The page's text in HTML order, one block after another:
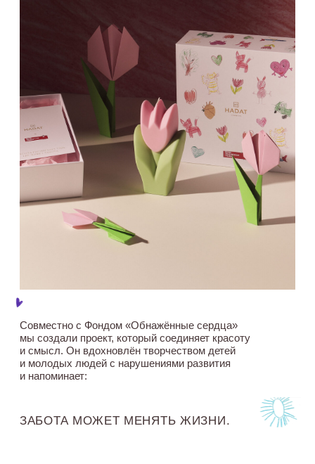
Ритуал для себя, который помогает поддерживать
ЛИМИТИРОВАННЫЙ
НАБОР HADAT × ФОНД
«ОБНАЖЁННЫЕ
СЕРДЦА» — СИМВОЛ
ЭТОЙ ИДЕИ.